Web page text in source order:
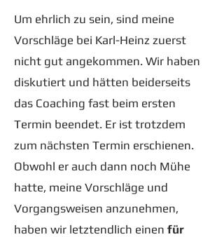
Um ehrlich zu sein, sind meine
Vorschläge bei Karl-Heinz zuerst
nicht gut angekommen. Wir haben
diskutiert und hätten beiderseits
das Coaching fast beim ersten
Termin beendet. Er ist trotzdem
zum nächsten Termin erschienen.
Obwohl er auch dann noch Mühe
hatte, meine Vorschläge und
Vorgangsweisen anzunehmen,
haben wir letztendlich einen für